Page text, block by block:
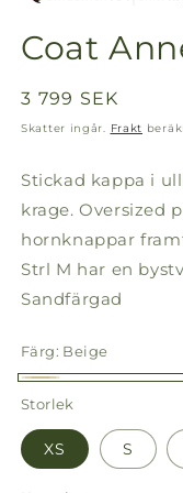
Coat
Ordinarie
pris
3 799 SEK
Skatter ingår. Frakt
Stickad kappa i
krage. Oversized
hornknappar
Strl M har en
Sandfärgad
Färg: Beige
Storlek
XS S